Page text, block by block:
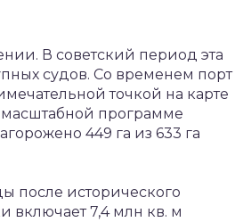
В советский период эта
судов. Со временем порт
точкой на карте
программе
449 га из 633 га
после исторического
включает 7,4 млн кв. м